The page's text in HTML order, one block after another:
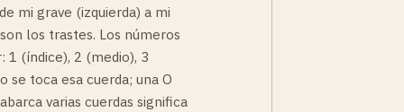
mi grave (izquierda) a mi
los trastes. Los números
1 (índice), 2 (medio), 3
se toca esa cuerda; una O
varias cuerdas significa